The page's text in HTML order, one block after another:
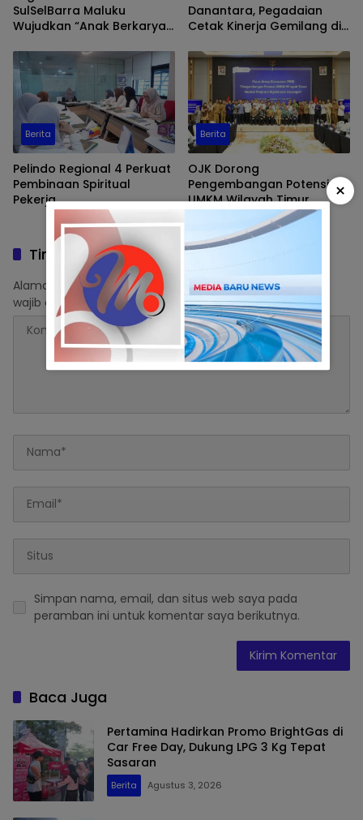
SulSelBarra Maluku
Wujudkan “Anak Berkarya,
Pameran UMKM dan Bazar
Emas
Danantara, Pegadaian
Cetak Kinerja Gemilang di
Berita
Pelindo Regional 4 Perkuat
Pembinaan Spiritual
Pekerja
Berita
OJK Dorong
Pengembangan Potensi
UMKM Wilayah Timur
Melalui Digitalisasi
Keuangan
Tinggalkan Balasan
Alamat email Anda tidak akan dipublikasikan. Ruas yang
wajib ditandai *
Simpan nama, email, dan situs web saya pada
peramban ini untuk komentar saya berikutnya.
Baca Juga
Pertamina Hadirkan Promo BrightGas di
Car Free Day, Dukung LPG 3 Kg Tepat
Sasaran
Berita Agustus 3, 2026
×